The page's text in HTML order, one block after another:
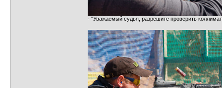
- "Уважаемый судья, разрешите проверить